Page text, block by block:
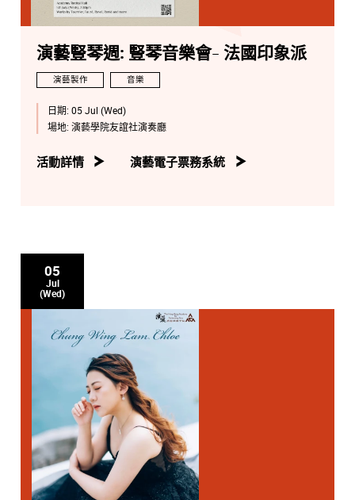
演藝豎琴週: 豎琴音樂會- 法國印象派
演藝製作 音樂
日期: 05 Jul (Wed)
場地: 演藝學院友誼社演奏廳
活動詳情 演藝電子票務系統
05
Jul
(Wed)